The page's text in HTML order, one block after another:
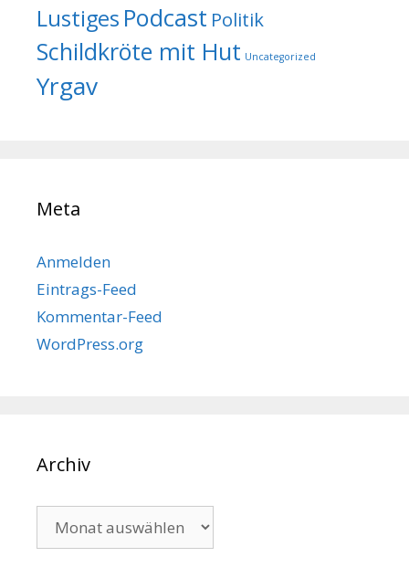
Lustiges Podcast Politik
Schildkröte mit Hut Uncategorized
Yrgav
Meta
Anmelden
Eintrags-Feed
Kommentar-Feed
WordPress.org
Archiv